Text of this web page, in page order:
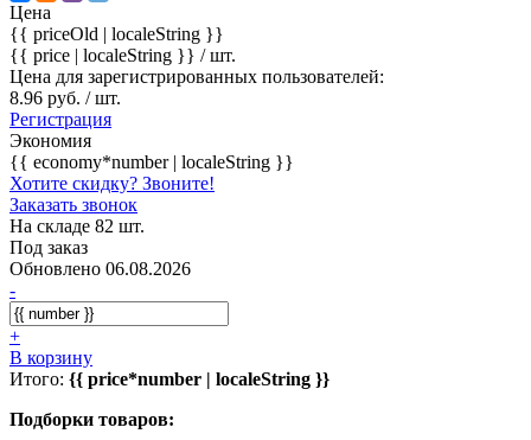
Цена
{{ priceOld | localeString }}
{{ price | localeString }} / шт.
Цена для зарегистрированных пользователей:
8.96 руб. / шт.
Регистрация
Экономия
{{ economy*number | localeString }}
Хотите скидку? Звоните!
Заказать звонок
На складе 82 шт.
Под заказ
Обновлено 06.08.2026
-
+
В корзину
Итого: {{ price*number | localeString }}
Подборки товаров: